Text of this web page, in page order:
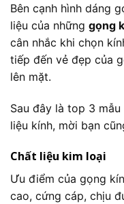
Bên cạnh hình dáng
liệu của những gọng
cân nhắc khi chọn
tiếp đến vẻ đẹp của
lên mặt.
Sau đây là top 3
liệu kính, mời bạn
Chất liệu kim loại
Ưu điểm của gọng
cao, cứng cáp, chịu